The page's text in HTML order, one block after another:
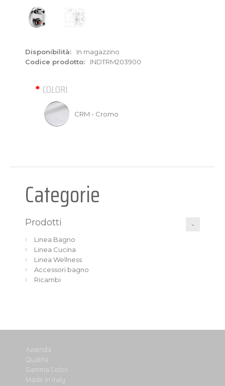
Disponibilità:
In magazzino
Codice prodotto:
INDTRM203900
COLORI
CRM - Cromo
Categorie
Prodotti
Linea Bagno
Linea Cucina
Linea Wellness
Accessori bagno
Ricambi
Azienda
Qualità
Gamma Colori
Made in italy